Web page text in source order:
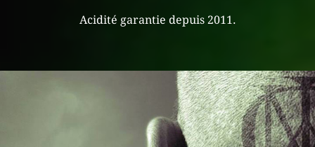
Acidité garantie depuis 2011.